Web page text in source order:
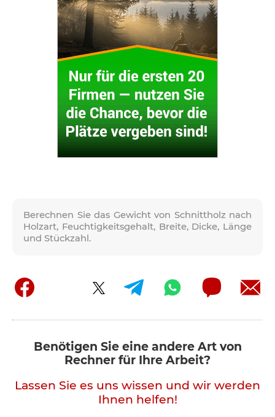
Berechnen Sie das Gewicht von Schnittholz nach
Holzart, Feuchtigkeitsgehalt, Breite, Dicke, Länge
und Stückzahl.
Benötigen Sie eine andere Art von
Rechner für Ihre Arbeit?
Lassen Sie es uns wissen und wir werden
Ihnen helfen!